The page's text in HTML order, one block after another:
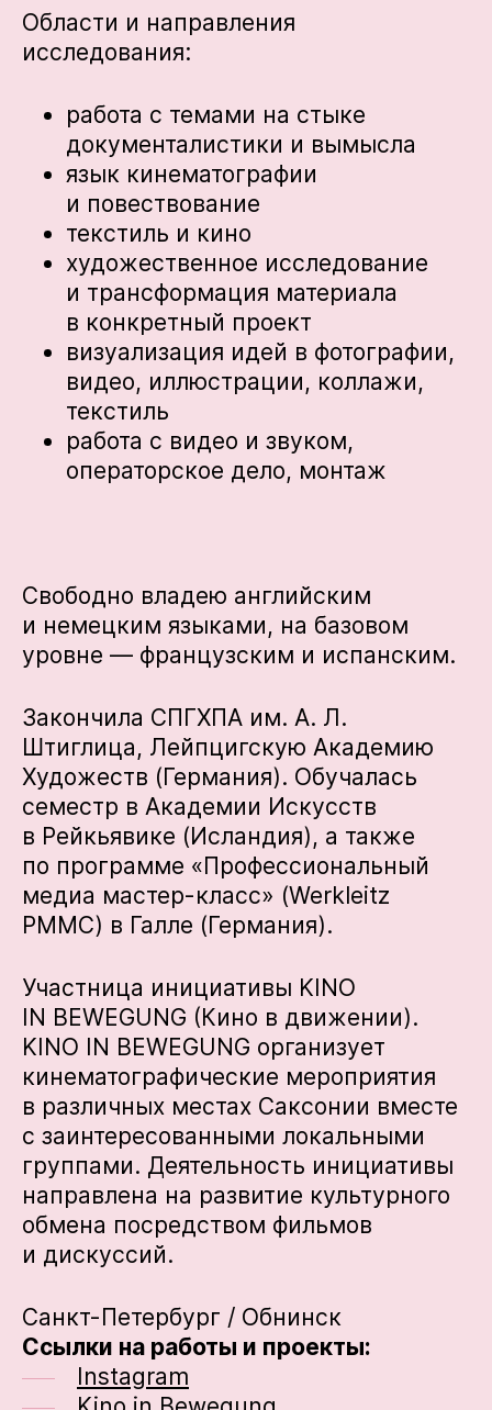
Области и направления
исследования:
работа с темами на стыке
документалистики и вымысла
язык кинематографии
и повествование
текстиль и кино
художественное исследование
и трансформация материала
в конкретный проект
визуализация идей в фотографии,
видео, иллюстрации, коллажи,
текстиль
работа с видео и звуком,
операторское дело, монтаж
Свободно владею английским
и немецким языками, на базовом
уровне — французским и испанским.
Закончила СПГХПА им. А. Л.
Штиглица, Лейпцигскую Академию
Художеств (Германия). Обучалась
семестр в Академии Искусств
в Рейкьявике (Исландия), а также
по программе «Профессиональный
медиа мастер-класс» (Werkleitz
PMMC) в Галле (Германия).
Участница инициативы KINO
IN BEWEGUNG (Кино в движении).
KINO IN BEWEGUNG организует
кинематографические мероприятия
в различных местах Саксонии вместе
с заинтересованными локальными
группами. Деятельность инициативы
направлена на развитие культурного
обмена посредством фильмов
и дискуссий.
Санкт-Петербург / Обнинск
Ссылки на работы и проекты:
Instagram